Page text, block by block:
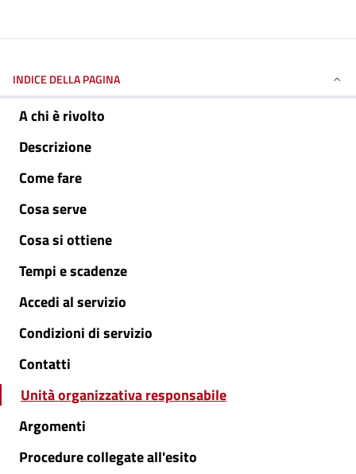
INDICE DELLA PAGINA
A chi è rivolto
Descrizione
Come fare
Cosa serve
Cosa si ottiene
Tempi e scadenze
Accedi al servizio
Condizioni di servizio
Contatti
Unità organizzativa responsabile
Argomenti
Procedure collegate all'esito